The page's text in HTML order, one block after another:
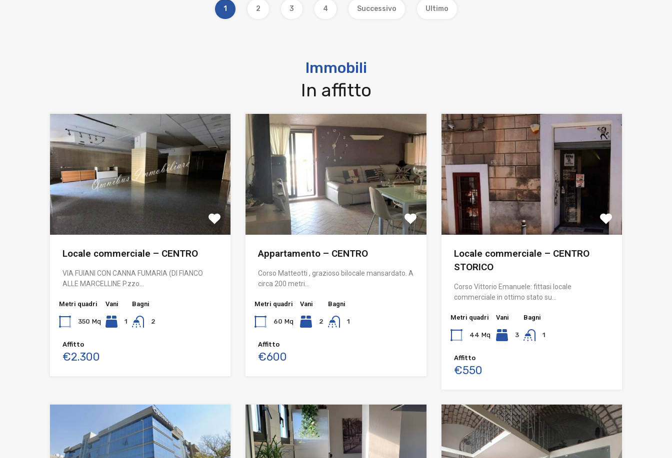
1 2 3 4 Successivo Ultimo
Immobili
In affitto
Locale commerciale – CENTRO
VIA FUIANI CON CANNA FUMARIA (DI FIANCO
ALLE MARCELLINE P.zzo…
Metri quadri
350 Mq
Vani
1
Bagni
2
Affitto
€2.300
Appartamento – CENTRO
Corso Matteotti , grazioso bilocale mansardato. A
circa 200 metri…
Metri quadri
60 Mq
Vani
2
Bagni
1
Affitto
€600
Locale commerciale – CENTRO
STORICO
Corso Vittorio Emanuele: fittasi locale
commerciale in ottimo stato su…
Metri quadri
44 Mq
Vani
3
Bagni
1
Affitto
€550